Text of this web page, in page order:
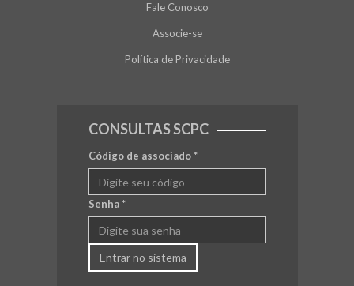
Fale Conosco
Associe-se
Política de Privacidade
CONSULTAS SCPC
Código de associado*
Senha*
Entrar no sistema